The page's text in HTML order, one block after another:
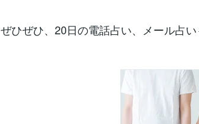
ぜひぜひ、20日の電話占い、メール占